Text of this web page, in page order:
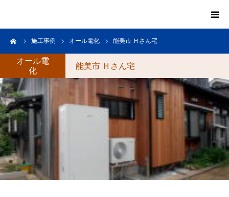
施工事例 オール電化 能美市 Ｈさん宅
オール電
化
能美市 Ｈさん宅
HOME
会社案内
お知らせ・コラム
施工例